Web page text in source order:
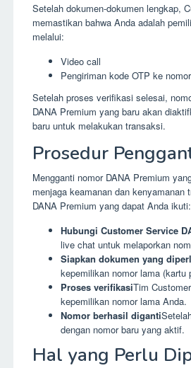
Setelah dokumen-dokumen lengkap,
memastikan bahwa Anda adalah
melalui:
Video call
Pengiriman kode OTP ke
Setelah proses verifikasi selesai,
DANA Premium yang baru akan
baru untuk melakukan transaksi.
Prosedur
Mengganti nomor DANA Premium
menjaga keamanan dan
DANA Premium yang dapat Anda ikuti:
Hubungi Customer Service
live chat untuk melaporkan
Siapkan dokumen yang
kepemilikan nomor lama (kartu
Proses verifikasiTim
kepemilikan nomor lama Anda.
Nomor berhasil diganti
dengan nomor baru yang aktif.
Hal yang Perlu